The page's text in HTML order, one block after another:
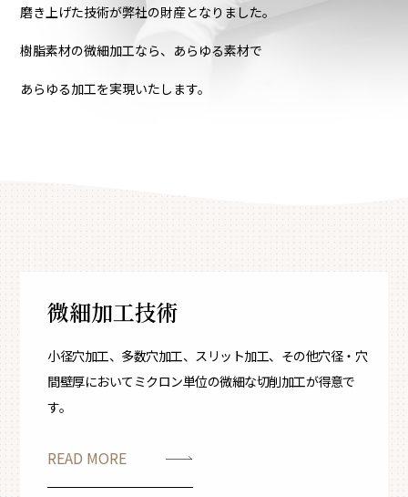
磨き上げた技術が弊社の財産となりました。
樹脂素材の微細加工なら、あらゆる素材で
あらゆる加工を実現いたします。
微細加工技術
小径穴加工、多数穴加工、スリット加工、その他穴径・穴
間壁厚においてミクロン単位の微細な切削加工が得意で
す。
READ MORE